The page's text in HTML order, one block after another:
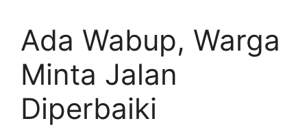
Ada Wabup, Warga
Minta Jalan
Diperbaiki